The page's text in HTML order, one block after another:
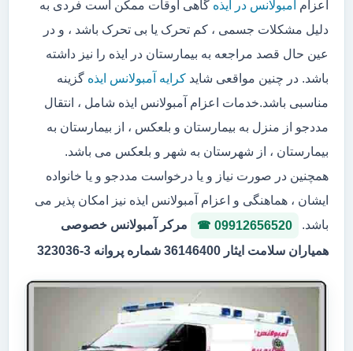
اعزام آمبولانس در ایذه گاهی اوقات ممکن است فردی به
دلیل مشکلات جسمی ، کم تحرک یا بی تحرک باشد ، و در
عین حال قصد مراجعه به بیمارستان در ایذه را نیز داشته
باشد. در چنین مواقعی شاید کرایه آمبولانس ایذه گزینه
مناسبی باشد.خدمات اعزام آمبولانس ایذه شامل ، انتقال
مددجو از منزل به بیمارستان و بلعکس ، از بیمارستان به
بیمارستان ، از شهرستان به شهر و بلعکس می باشد.
همچنین در صورت نیاز و یا درخواست مددجو و یا خانواده
ایشان ، هماهنگی و اعزام آمبولانس ایذه نیز امکان پذیر می
باشد.
09912656520
مرکر آمبولانس خصوصی
همیاران سلامت ایثار 36146400 شماره پروانه 3-323036